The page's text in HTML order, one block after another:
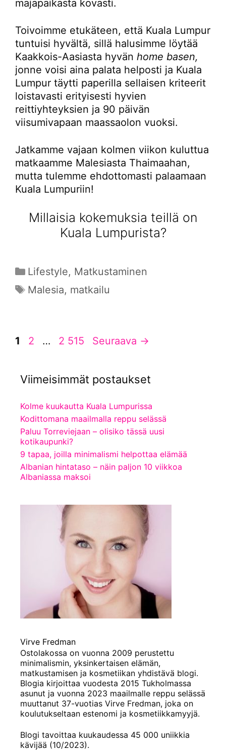
majapaikasta kovasti.
Toivoimme etukäteen, että Kuala Lumpur
tuntuisi hyvältä, sillä halusimme löytää
Kaakkois-Aasiasta hyvän home basen,
jonne voisi aina palata helposti ja Kuala
Lumpur täytti paperilla sellaisen kriteerit
loistavasti erityisesti hyvien
reittiyhteyksien ja 90 päivän
viisumivapaan maassaolon vuoksi.
Jatkamme vajaan kolmen viikon kuluttua
matkaamme Malesiasta Thaimaahan,
mutta tulemme ehdottomasti palaamaan
Kuala Lumpuriin!
Millaisia kokemuksia teillä on
Kuala Lumpurista?
Kategoriat
Lifestyle, Matkustaminen
Avainsanat
Malesia, matkailu
Sivu
1 Sivu
2 … Sivu
2 515 Seuraava →
Viimeisimmät postaukset
Kolme kuukautta Kuala Lumpurissa
Kodittomana maailmalla reppu selässä
Paluu Torreviejaan – olisiko tässä uusi
kotikaupunki?
9 tapaa, joilla minimalismi helpottaa elämää
Albanian hintataso – näin paljon 10 viikkoa
Albaniassa maksoi
Virve Fredman
Ostolakossa on vuonna 2009 perustettu
minimalismin, yksinkertaisen elämän,
matkustamisen ja kosmetiikan yhdistävä blogi.
Blogia kirjoittaa vuodesta 2015 Tukholmassa
asunut ja vuonna 2023 maailmalle reppu selässä
muuttanut 37-vuotias Virve Fredman, joka on
koulutukseltaan estenomi ja kosmetiikkamyyjä.
Blogi tavoittaa kuukaudessa 45 000 uniikkia
kävijää (10/2023).